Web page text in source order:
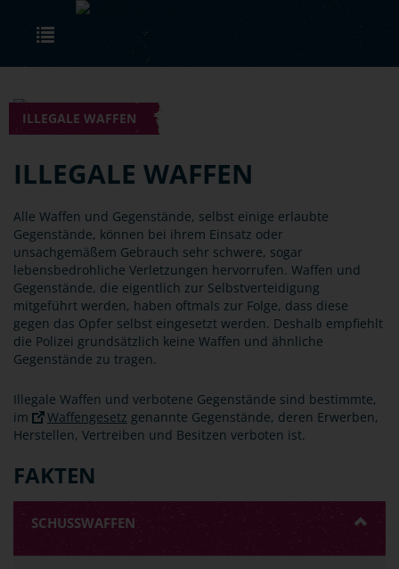
Skip to main content
ILLEGALE WAFFEN
ILLEGALE WAFFEN
Alle Waffen und Gegenstände, selbst einige erlaubte
Gegenstände, können bei ihrem Einsatz oder
unsachgemäßem Gebrauch sehr schwere, sogar
lebensbedrohliche Verletzungen hervorrufen. Waffen und
Gegenstände, die eigentlich zur Selbstverteidigung
mitgeführt werden, haben oftmals zur Folge, dass diese
gegen das Opfer selbst eingesetzt werden. Deshalb empfiehlt
die Polizei grundsätzlich keine Waffen und ähnliche
Gegenstände zu tragen.
Illegale Waffen und verbotene Gegenstände sind bestimmte,
im
Waffengesetz genannte Gegenstände, deren Erwerben,
Herstellen, Vertreiben und Besitzen verboten ist.
FAKTEN
SCHUSSWAFFEN